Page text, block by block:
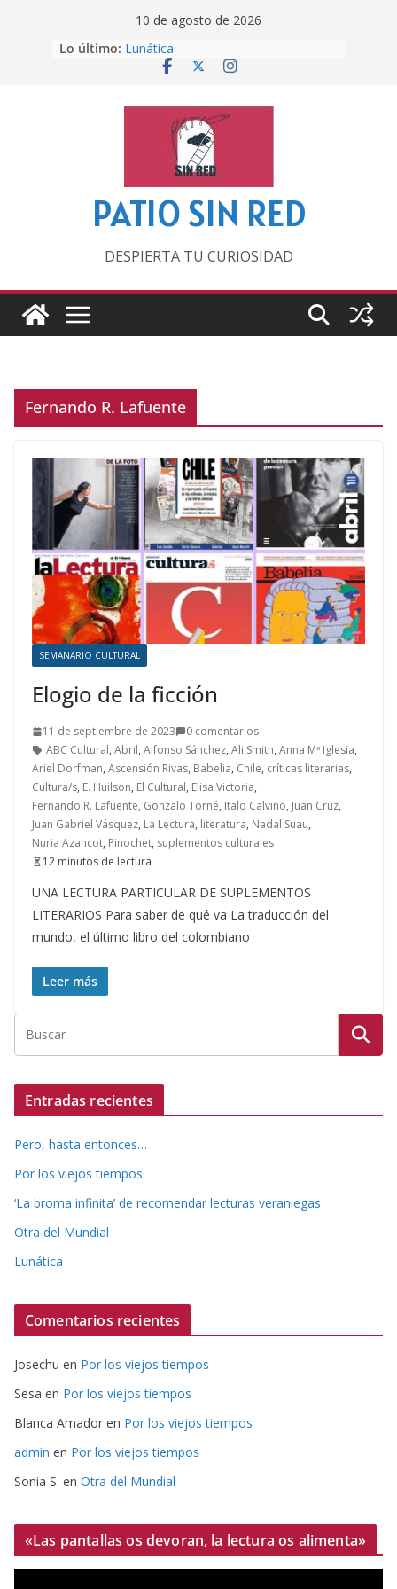
10 de agosto de 2026
Lo último: Lunática
Pero, hasta entonces…
‘La broma infinita’ de recomendar
lecturas veraniegas
Otra del Mundial
PATIO SIN RED
DESPIERTA TU CURIOSIDAD
Fernando R. Lafuente
SEMANARIO CULTURAL
Elogio de la ficción
11 de septiembre de 2023
0 comentarios
ABC Cultural, Abril, Alfonso Sánchez, Ali Smith, Anna Mª Iglesia,
Ariel Dorfman, Ascensión Rivas, Babelia, Chile, críticas literarias,
Cultura/s, E. Huilson, El Cultural, Elisa Victoria,
Fernando R. Lafuente, Gonzalo Torné, Italo Calvino, Juan Cruz,
Juan Gabriel Vásquez, La Lectura, literatura, Nadal Suau,
Nuria Azancot, Pinochet, suplementos culturales
12 minutos de lectura
UNA LECTURA PARTICULAR DE SUPLEMENTOS
LITERARIOS Para saber de qué va La traducción del
mundo, el último libro del colombiano
Leer más
Entradas recientes
Pero, hasta entonces…
Por los viejos tiempos
‘La broma infinita’ de recomendar lecturas veraniegas
Otra del Mundial
Lunática
Comentarios recientes
Josechu en Por los viejos tiempos
Sesa en Por los viejos tiempos
Blanca Amador en Por los viejos tiempos
admin en Por los viejos tiempos
Sonia S. en Otra del Mundial
«Las pantallas os devoran, la lectura os alimenta»